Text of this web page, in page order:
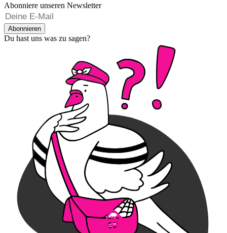
Abonniere unseren Newsletter
Abonnieren
Du hast uns was zu sagen?